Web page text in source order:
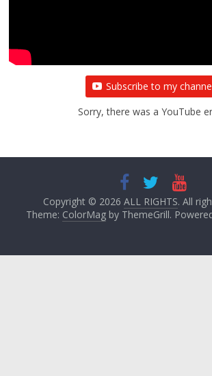
Subscribe to my
Sorry, there was a YouTube
Copyright © 2026 ALL RIGHTS. All
Theme: ColorMagby ThemeGrill.